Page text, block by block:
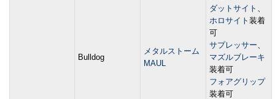
Bulldog
メタルストーム
MAUL
ダットサイト 、
ホロサイト 装着
可
サプレッサー、
マズルブレーキ
装着可
フォアグリップ
装着可